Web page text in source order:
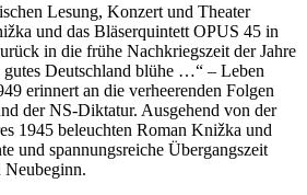
Lesung, Konzert und Theater
und das Bläserquintett OPUS 45 in
in die frühe Nachkriegszeit der Jahre
gutes Deutschland blühe …“ – Leben
erinnert an die verheerenden Folgen
der NS-Diktatur. Ausgehend von der
1945 beleuchten Roman Knižka und
und spannungsreiche Übergangszeit
Neubeginn.